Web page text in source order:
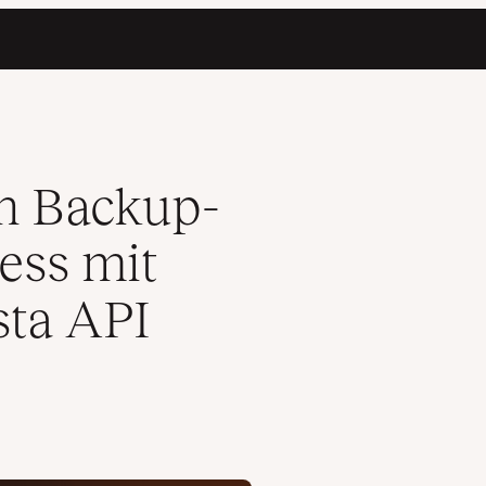
und der Kinsta API erstellen
Backup-
mit
API